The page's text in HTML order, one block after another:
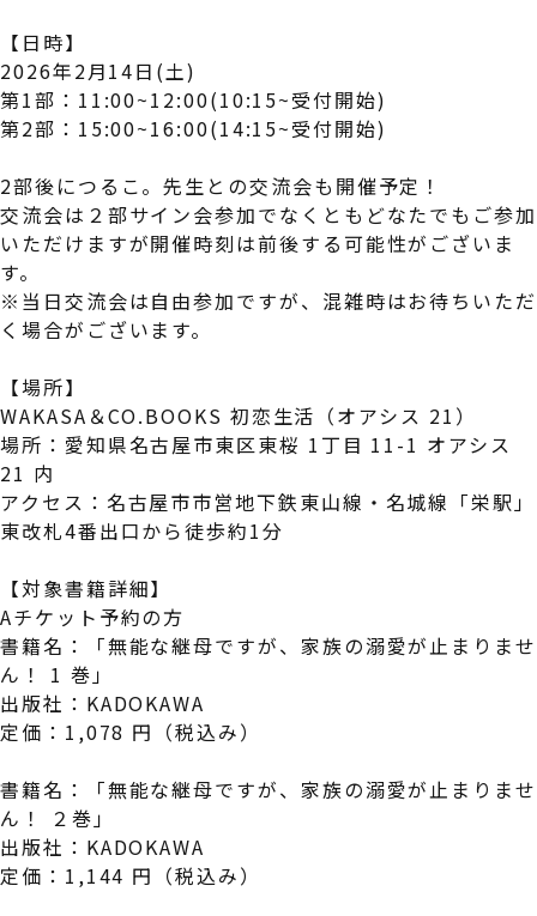
【日時】
2026年2月14日(土)
第1部：11:00~12:00(10:15~受付開始)
第2部：15:00~16:00(14:15~受付開始)
2部後につるこ。先生との交流会も開催予定！
交流会は２部サイン会参加でなくともどなたでもご参加
いただけますが開催時刻は前後する可能性がございま
す。
※当日交流会は自由参加ですが、混雑時はお待ちいただ
く場合がございます。
【場所】
WAKASA＆CO.BOOKS 初恋生活（オアシス 21）
場所：愛知県名古屋市東区東桜 1丁目 11-1 オアシス
21 内
アクセス：名古屋市市営地下鉄東山線・名城線「栄駅」
東改札4番出口から徒歩約1分
【対象書籍詳細】
Aチケット予約の方
書籍名：「無能な継母ですが、家族の溺愛が止まりませ
ん！ 1 巻」
出版社：KADOKAWA
定価：1,078 円（税込み）
書籍名：「無能な継母ですが、家族の溺愛が止まりませ
ん！ ２巻」
出版社：KADOKAWA
定価：1,144 円（税込み）